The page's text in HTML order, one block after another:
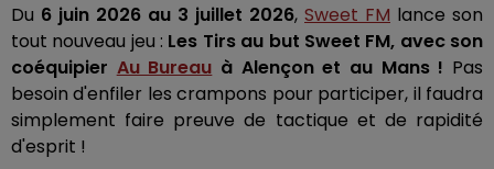
Du 6 juin 2026 au 3 juillet 2026, Sweet FM lance son
tout nouveau jeu : Les Tirs au but Sweet FM, avec son
coéquipier Au Bureau à Alençon et au Mans ! Pas
besoin d'enfiler les crampons pour participer, il faudra
simplement faire preuve de tactique et de rapidité
d'esprit !